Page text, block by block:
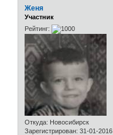
Женя
Участник
Рейтинг:
Откуда: Новосибирск
Зарегистрирован: 31-01-2016